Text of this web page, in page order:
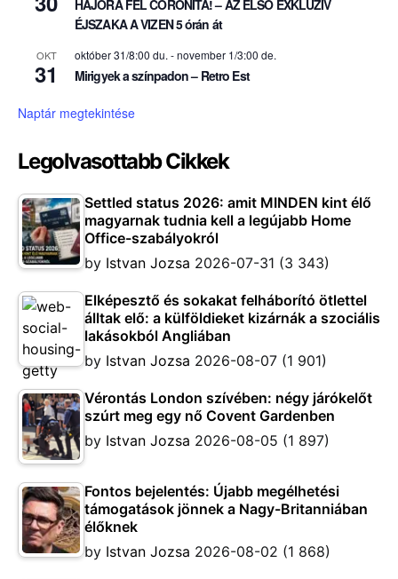
HAJÓRA FEL CORONITA! – AZ ELSŐ EXKLUZÍV
ÉJSZAKA A VIZEN 5 órán át
OKT
31
október 31/8:00 du. -november 1/3:00 de.
Mirigyek a színpadon – Retro Est
Naptár megtekintése
Legolvasottabb Cikkek
Settled status 2026: amit MINDEN kint élő
magyarnak tudnia kell a legújabb Home
Office-szabályokról
by Istvan Jozsa 2026-07-31 (3 343)
Elképesztő és sokakat felháborító ötlettel
álltak elő: a külföldieket kizárnák a szociális
lakásokból Angliában
by Istvan Jozsa 2026-08-07 (1 901)
Vérontás London szívében: négy járókelőt
szúrt meg egy nő Covent Gardenben
by Istvan Jozsa 2026-08-05 (1 897)
Fontos bejelentés: Újabb megélhetési
támogatások jönnek a Nagy-Britanniában
élőknek
by Istvan Jozsa 2026-08-02 (1 868)